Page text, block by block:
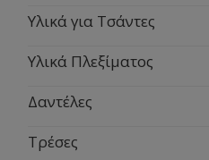
Υλικά για Τσάντες
Υλικά Πλεξίματος
Δαντέλες
Τρέσες